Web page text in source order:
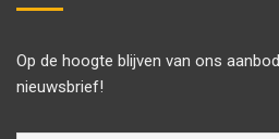
Op de hoogte blijven van ons
nieuwsbrief!